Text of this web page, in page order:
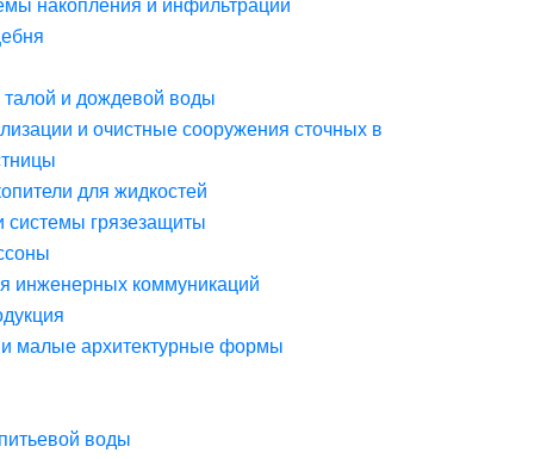
накопления и инфильтрации
талой и дождевой воды
и очистные сооружения сточных в
для жидкостей
системы грязезащиты
инженерных коммуникаций
малые архитектурные формы
воды